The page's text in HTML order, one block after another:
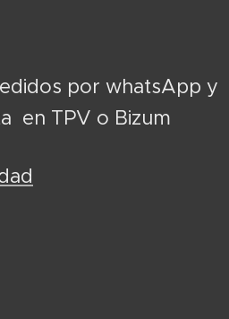
por whatsApp y
en TPV o Bizum